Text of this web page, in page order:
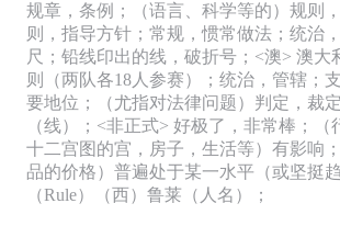
规章，条例；（语言、科学等的）规则
则，指导方针；常规，惯常做法；统治
尺；铅线印出的线，破折号；<澳> 澳大
则（两队各18人参赛）；统治，管辖；
要地位；（尤指对法律问题）判定，裁
（线）；<非正式> 好极了，非常棒；（
十二宫图的宫，房子，生活等）有影响
品的价格）普遍处于某一水平（或坚挺
（Rule）（西）鲁莱（人名）；